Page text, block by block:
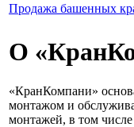
Продажа башенных
О
«КранКомпани»
монтажом и
монтажей, в том